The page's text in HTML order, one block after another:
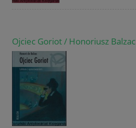
Ojciec Goriot / Honoriusz Balzac